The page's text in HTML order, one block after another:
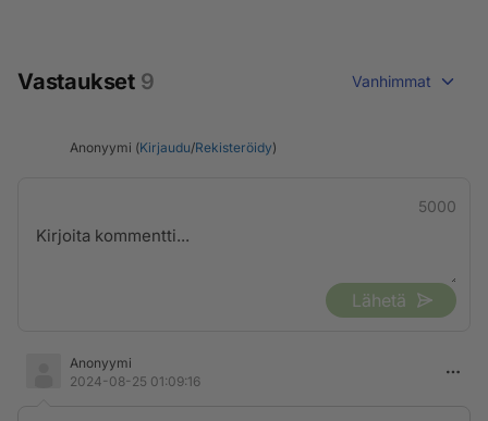
Vastaukset 9 Vanhimmat
Anonyymi (Kirjaudu/Rekisteröidy)
5000
Lähetä
Anonyymi
2024-08-25 01:09:16